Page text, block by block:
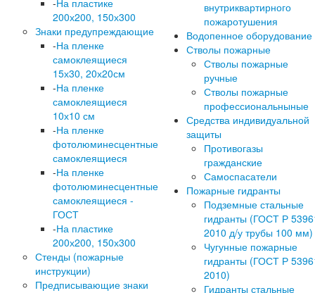
-На пластике
200х200, 150х300
Знаки предупреждающие
-На пленке
самоклеящиеся
15х30, 20х20см
-На пленке
самоклеящиеся
10х10 см
-На пленке
фотолюминесцентные
самоклеящиеся
-На пленке
фотолюминесцентные
самоклеящиеся -
ГОСТ
-На пластике
200х200, 150х300
Стенды (пожарные
инструкции)
Предписывающие знаки
внутриквартирного
пожаротушения
Водопенное оборудование
Стволы пожарные
Стволы пожарные
ручные
Стволы пожарные
профессиональныные
Средства индивидуальной
защиты
Противогазы
гражданские
Самоспасатели
Пожарные гидранты
Подземные стальные
гидранты (ГОСТ Р
2010 д/у трубы 100 мм)
Чугунные пожарные
гидранты (ГОСТ Р
2010)
Гидранты стальные